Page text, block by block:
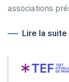
associations
Lire la suite